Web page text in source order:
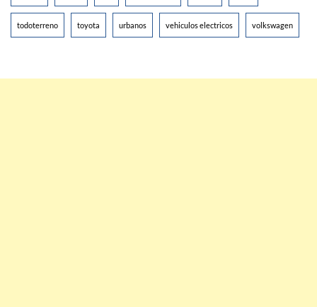
todoterreno toyota urbanos vehiculos electricos volkswagen